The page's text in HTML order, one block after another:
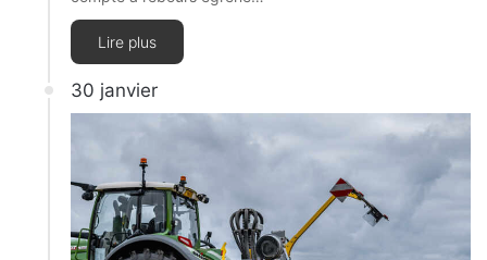
Lire plus
30 janvier